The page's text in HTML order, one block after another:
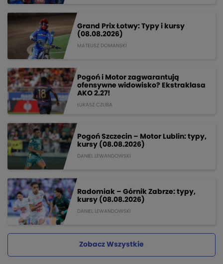
Grand Prix Łotwy: Typy i kursy
(08.08.2026)
MATEUSZ DOMANSKI
Pogoń i Motor zagwarantują
ofensywne widowisko? Ekstraklasa
AKO 2.27!
ŁUKASZ CZUBA
Pogoń Szczecin – Motor Lublin: typy,
kursy (08.08.2026)
DANIEL LEWANDOWSKI
Radomiak – Górnik Zabrze: typy,
kursy (08.08.2026)
DANIEL LEWANDOWSKI
Zobacz Wszystkie